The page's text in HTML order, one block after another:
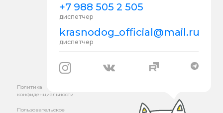
+7 988 505 2 505
диспетчер
krasnodog_official@mail.ru
диспетчер
Политика
конфиденциальности
Пользовательское